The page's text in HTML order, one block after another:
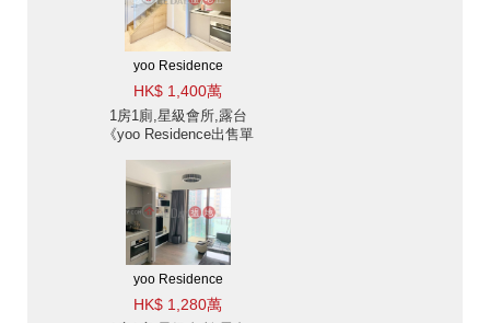
yoo Residence
HK$ 1,400萬
1房1廁,星級會所,露台
《yoo Residence出售單
yoo Residence
HK$ 1,280萬